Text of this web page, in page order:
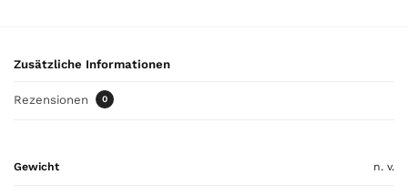
t
i
Zusätzliche Informationen
Rezensionen 0
Gewicht n. v.